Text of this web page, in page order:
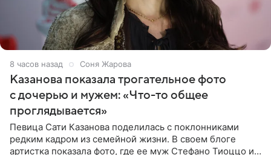
8 часов назад Соня Жарова
Казанова показала трогательное фото
с дочерью и мужем: «Что-то общее
проглядывается»
Певица Сати Казанова поделилась с поклонниками
редким кадром из семейной жизни. В своем блоге
артистка показала фото, где ее муж Стефано Тиоццо и